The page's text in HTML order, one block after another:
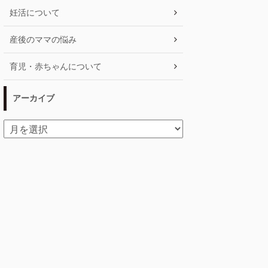
妊活について
産後のママの悩み
育児・赤ちゃんについて
アーカイブ